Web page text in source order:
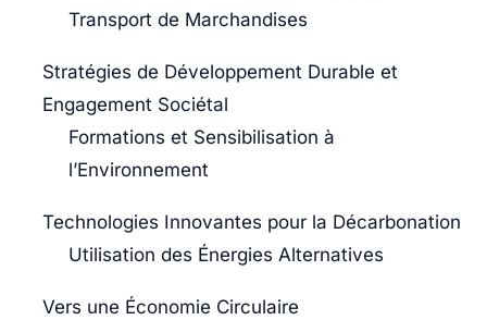
Transport de Marchandises
Stratégies de Développement Durable et
Engagement Sociétal
Formations et Sensibilisation à
l’Environnement
Technologies Innovantes pour la Décarbonation
Utilisation des Énergies Alternatives
Vers une Économie Circulaire